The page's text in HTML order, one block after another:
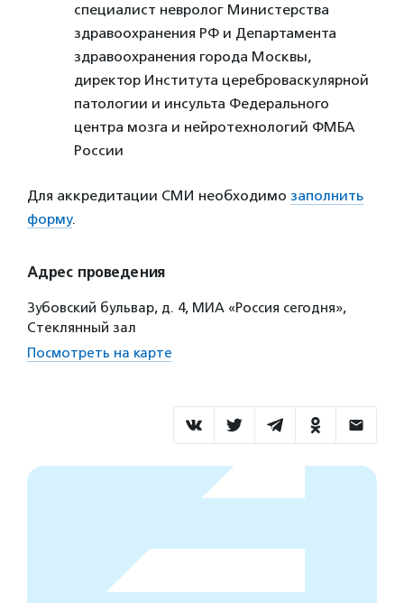
специалист невролог Министерства
здравоохранения РФ и Департамента
здравоохранения города Москвы,
директор Института цереброваскулярной
патологии и инсульта Федерального
центра мозга и нейротехнологий ФМБА
России
Для аккредитации СМИ необходимо заполнить
форму.
Адрес проведения
Зубовский бульвар, д. 4, МИА «Россия сегодня»,
Стеклянный зал
Посмотреть на карте